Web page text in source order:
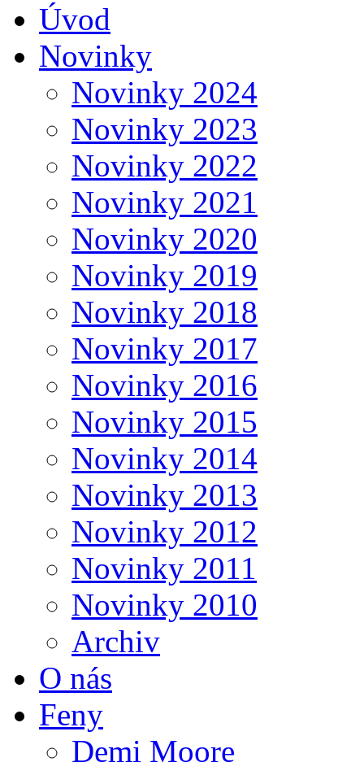
Úvod
Novinky
Novinky 2024
Novinky 2023
Novinky 2022
Novinky 2021
Novinky 2020
Novinky 2019
Novinky 2018
Novinky 2017
Novinky 2016
Novinky 2015
Novinky 2014
Novinky 2013
Novinky 2012
Novinky 2011
Novinky 2010
Archiv
O nás
Feny
Demi Moore